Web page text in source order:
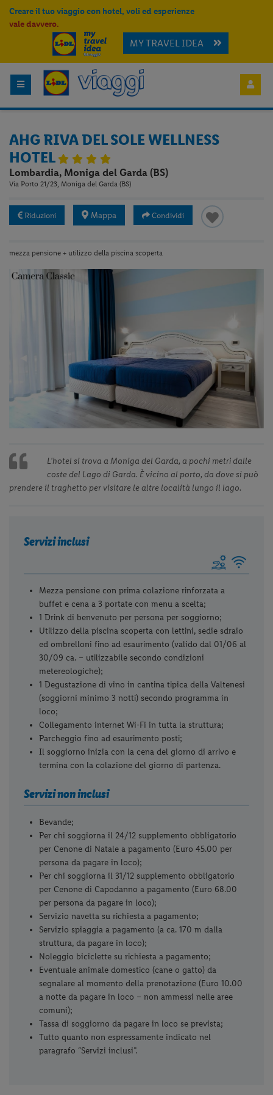
Creare il tuo viaggio con hotel, voli ed esperienze
vale davvero.
MY TRAVEL IDEA
AHG RIVA DEL SOLE WELLNESS
HOTEL
Lombardia, Moniga del Garda (BS)
Via Porto 21/23, Moniga del Garda (BS)
Riduzioni Mappa Condividi
mezza pensione + utilizzo della piscina scoperta
Next
Slide
▶︎
L'hotel si trova a Moniga del Garda, a pochi metri dalle
coste del Lago di Garda. È vicino al porto, da dove si può
prendere il traghetto per visitare le altre località lungo il lago.
Servizi inclusi
Mezza pensione con prima colazione rinforzata a
buffet e cena a 3 portate con menu a scelta;
1 Drink di benvenuto per persona per soggiorno;
Utilizzo della piscina scoperta con lettini, sedie sdraio
ed ombrelloni fino ad esaurimento (valido dal 01/06 al
30/09 ca. – utilizzabile secondo condizioni
metereologiche);
1 Degustazione di vino in cantina tipica della Valtenesi
(soggiorni minimo 3 notti) secondo programma in
loco;
Collegamento internet Wi-Fi in tutta la struttura;
Parcheggio fino ad esaurimento posti;
Il soggiorno inizia con la cena del giorno di arrivo e
termina con la colazione del giorno di partenza.
Servizi non inclusi
Bevande;
Per chi soggiorna il 24/12 supplemento obbligatorio
per Cenone di Natale a pagamento (Euro 45.00 per
persona da pagare in loco);
Per chi soggiorna il 31/12 supplemento obbligatorio
per Cenone di Capodanno a pagamento (Euro 68.00
per persona da pagare in loco);
Servizio navetta su richiesta a pagamento;
Servizio spiaggia a pagamento (a ca. 170 m dalla
struttura, da pagare in loco);
Noleggio biciclette su richiesta a pagamento;
Eventuale animale domestico (cane o gatto) da
segnalare al momento della prenotazione (Euro 10.00
a notte da pagare in loco – non ammessi nelle aree
comuni);
Tassa di soggiorno da pagare in loco se prevista;
Tutto quanto non espressamente indicato nel
paragrafo “Servizi inclusi”.